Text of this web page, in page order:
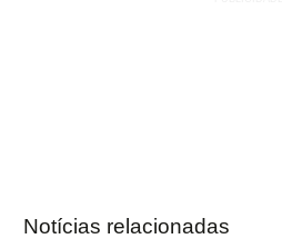
Notícias relacionadas